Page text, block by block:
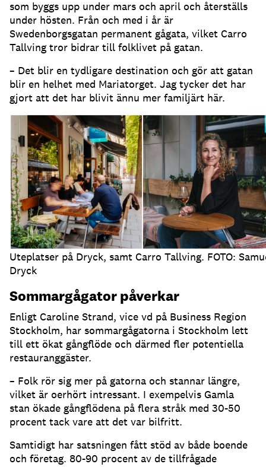
som byggs upp under mars och april och återställs
under hösten. Från och med i år är
Swedenborgsgatan permanent gågata, vilket Carro
Tallving tror bidrar till folklivet på gatan.
– Det blir en tydligare destination och gör att gatan
blir en helhet med Mariatorget. Jag tycker det har
gjort att det har blivit ännu mer familjärt här.
Uteplatser på Dryck, samt Carro Tallving. FOTO:
Dryck
Sommargågator påverkar
Enligt Caroline Strand, vice vd på Business Region
Stockholm, har sommargågatorna i Stockholm lett
till ett ökat gångflöde och därmed fler potentiella
restauranggäster.
– Folk rör sig mer på gatorna och stannar längre,
vilket är oerhört intressant. I exempelvis Gamla
stan ökade gångflödena på flera stråk med 30-50
procent tack vare att det var bilfritt.
Samtidigt har satsningen fått stöd av både boende
och företag. 80-90 procent av de tillfrågade